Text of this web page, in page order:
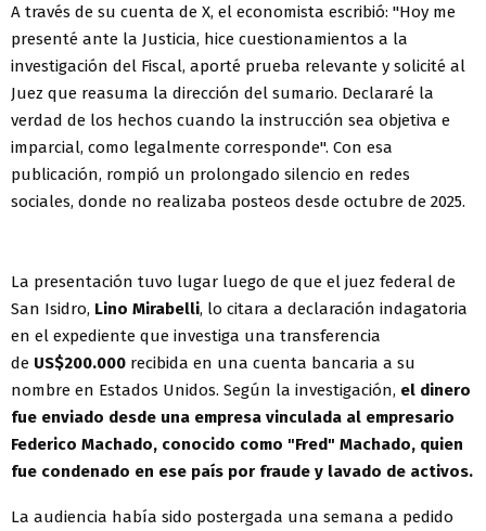
A través de su cuenta de X, el economista escribió: "Hoy me
presenté ante la Justicia, hice cuestionamientos a la
investigación del Fiscal, aporté prueba relevante y solicité al
Juez que reasuma la dirección del sumario. Declararé la
verdad de los hechos cuando la instrucción sea objetiva e
imparcial, como legalmente corresponde". Con esa
publicación, rompió un prolongado silencio en redes
sociales, donde no realizaba posteos desde octubre de 2025.
La presentación tuvo lugar luego de que el juez federal de
San Isidro, Lino Mirabelli, lo citara a declaración indagatoria
en el expediente que investiga una transferencia
de US$200.000 recibida en una cuenta bancaria a su
nombre en Estados Unidos. Según la investigación, el dinero
fue enviado desde una empresa vinculada al empresario
Federico Machado, conocido como "Fred" Machado, quien
fue condenado en ese país por fraude y lavado de activos.
La audiencia había sido postergada una semana a pedido